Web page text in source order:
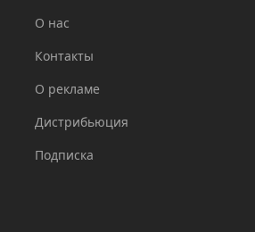
О нас
Контакты
О рекламе
Дистрибьюция
Подписка